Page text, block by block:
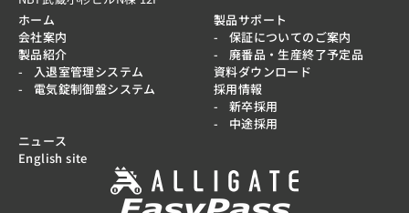
ホーム
会社案内
製品紹介
入退室管理システム
電気錠制御盤システム
製品サポート
保証についてのご案内
廃番品・生産終了予定品
資料ダウンロード
採用情報
新卒採用
中途採用
ニュース
English site